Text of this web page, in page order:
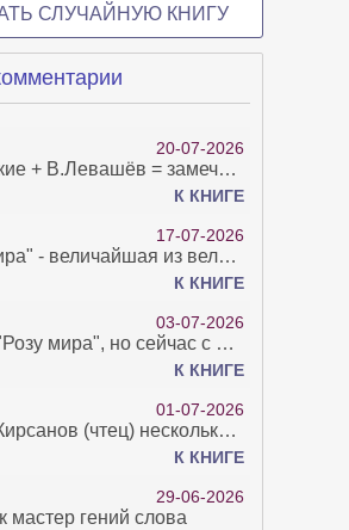
СЛУЧАЙНУЮ КНИГУ
20-07-2026
Стругацкие + В.Левашёв = замечательно!
К КНИГЕ
17-07-2026
"Роза Мира" - величайшая из великих Книг - она отвечает на все вопросы, прочитать её нелегко...
К КНИГЕ
03-07-2026
я читал "Розу мира", но сейчас с возрастом зрение рухнуло. Но хочется ещё почитать. Просто захватывает. Хорошо, что есть А КНИГА. Спасибо за вашу работу.
К КНИГЕ
01-07-2026
Сергей Кирсанов (чтец) несколько раз рыгнул в микрофон. В наушниках это было хорошо слышно и сильно неприятно. Я понимаю, что это бесплатная аудиокнига, но не до такой же степени наплевать на слушателя..
К КНИГЕ
29-06-2026
мастер гений слова